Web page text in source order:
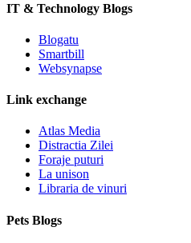
IT & Technology Blogs
Blogatu
Smartbill
Websynapse
Link exchange
Atlas Media
Distractia Zilei
Foraje puturi
La unison
Libraria de vinuri
Pets Blogs